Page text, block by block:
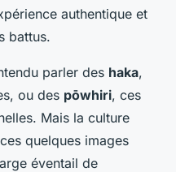
authentique et
battus.
parler des haka,
ou des pōwhiri, ces
Mais la culture
quelques images
éventail de